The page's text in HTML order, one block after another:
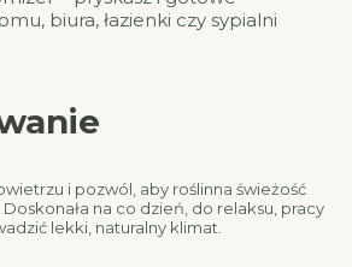
biura, łazienki czy sypialni
i pozwól, aby roślinna świeżość
na co dzień, do relaksu, pracy
lekki, naturalny klimat.